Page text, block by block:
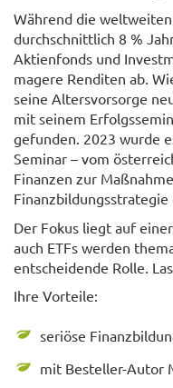
Während die
durchschnittlich 8 %
Aktienfonds und
magere Renditen ab.
seine Altersvorsorge
mit seinem
gefunden. 2023 wurde
Seminar – vom
Finanzen zur
Finanzbildungsstrategie
Der Fokus liegt auf
auch ETFs werden
entscheidende Rolle.
Ihre Vorteile:
seriöse
mit Besteller-Autor